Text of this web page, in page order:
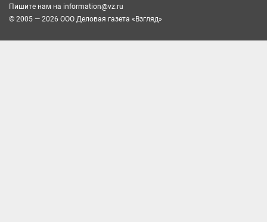
Пишите нам на information@vz.ru
© 2005 — 2026 ООО Деловая газета «Взгляд»